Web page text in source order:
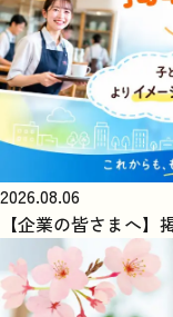
2026.08.06
【企業の皆さまへ